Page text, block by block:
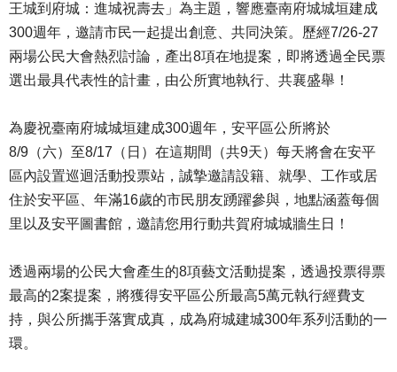
王城到府城：進城祝壽去」為主題，響應臺南府城城垣建成
300週年，邀請市民一起提出創意、共同決策。歷經7/26-27
兩場公民大會熱烈討論，產出8項在地提案，即將透過全民票
選出最具代表性的計畫，由公所實地執行、共襄盛舉！
為慶祝臺南府城城垣建成300週年，安平區公所將於
8/9（六）至8/17（日）在這期間（共9天）每天將會在安平
區內設置巡迴活動投票站，誠摯邀請設籍、就學、工作或居
住於安平區、年滿16歲的市民朋友踴躍參與，地點涵蓋每個
里以及安平圖書館，邀請您用行動共賀府城城牆生日！
透過兩場的公民大會產生的8項藝文活動提案，透過投票得票
最高的2案提案，將獲得安平區公所最高5萬元執行經費支
持，與公所攜手落實成真，成為府城建城300年系列活動的一
環。